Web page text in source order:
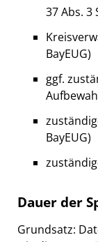
37 Abs. 3
BayEUG)
ggf.
BayEUG)
Dauer der
Grundsatz: